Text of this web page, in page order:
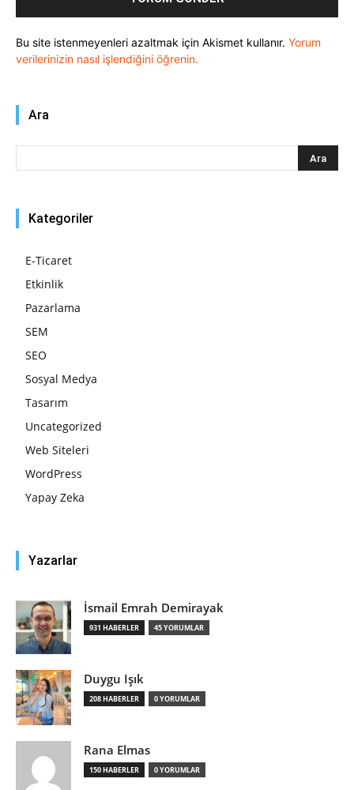
Bu site istenmeyenleri azaltmak için Akismet kullanır. Yorum
verilerinizin nasıl işlendiğini öğrenin.
Ara
Kategoriler
E-Ticaret
Etkinlik
Pazarlama
SEM
SEO
Sosyal Medya
Tasarım
Uncategorized
Web Siteleri
WordPress
Yapay Zeka
Yazarlar
İsmail Emrah Demirayak
931 HABERLER 45 YORUMLAR
Duygu Işık
208 HABERLER 0 YORUMLAR
Rana Elmas
150 HABERLER 0 YORUMLAR